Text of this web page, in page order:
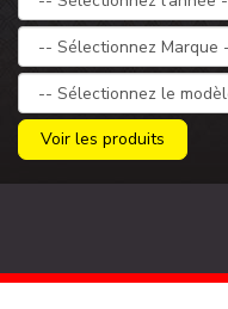
Voir les produits